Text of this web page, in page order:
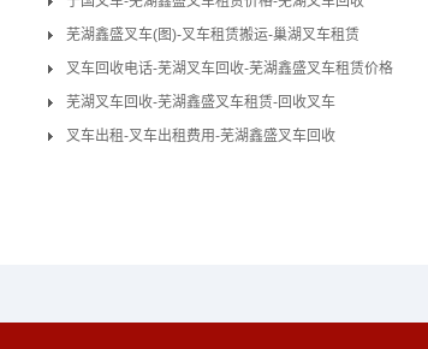
芜湖鑫盛叉车(图)-叉车租赁搬运-巢湖叉车租赁
叉车回收电话-芜湖叉车回收-芜湖鑫盛叉车租赁价格
芜湖叉车回收-芜湖鑫盛叉车租赁-回收叉车
叉车出租-叉车出租费用-芜湖鑫盛叉车回收